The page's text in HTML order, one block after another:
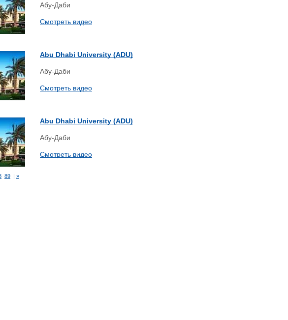
Абу-Даби
Смотреть видео
Abu Dhabi University (ADU)
Абу-Даби
Смотреть видео
Abu Dhabi University (ADU)
Абу-Даби
Смотреть видео
89 | »